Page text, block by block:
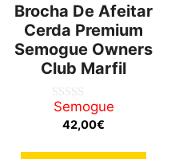
Brocha De Afeitar
Cerda Premium
Semogue Owners
Club Marfil
0
Semogue
42,00€